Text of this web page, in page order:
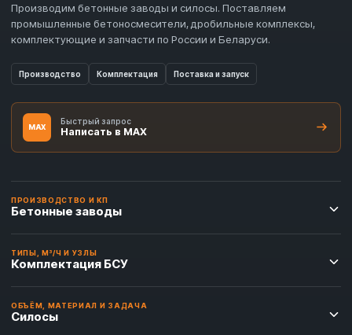
Производим бетонные заводы и силосы. Поставляем
промышленные бетоносмесители, дробильные комплексы,
комплектующие и запчасти по России и Беларуси.
Производство Комплектация Поставка и запуск
MAX
Быстрый запрос
Написать в MAX
ПРОИЗВОДСТВО И КП
Бетонные заводы
ТИПЫ, М³/Ч И УЗЛЫ
Комплектация БСУ
ОБЪЁМ, МАТЕРИАЛ И ЗАДАЧА
Силосы